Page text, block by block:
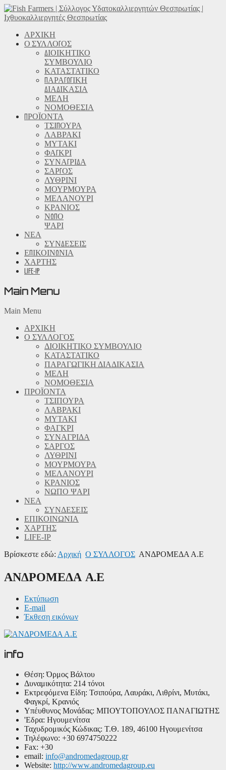
ΑΡΧΙΚΗ
Ο ΣΥΛΛΟΓΟΣ
ΔΙΟΙΚΗΤΙΚΟ
ΣΥΜΒΟΥΛΙΟ
ΚΑΤΑΣΤΑΤΙΚΟ
ΠΑΡΑΓΩΓΙΚΗ
ΔΙΑΔΙΚΑΣΙΑ
ΜΕΛΗ
ΝΟΜΟΘΕΣΙΑ
ΠΡΟΪΟΝΤΑ
ΤΣΙΠΟΥΡΑ
ΛΑΒΡΑΚΙ
ΜΥΤΑΚΙ
ΦΑΓΚΡΙ
ΣΥΝΑΓΡΙΔΑ
ΣΑΡΓΟΣ
ΛΥΘΡΙΝΙ
ΜΟΥΡΜΟΥΡΑ
ΜΕΛΑΝΟΥΡΙ
ΚΡΑΝΙΟΣ
ΝΩΠΟ
ΨΑΡΙ
ΝΕΑ
ΣΥΝΔΕΣΕΙΣ
ΕΠΙΚΟΙΝΩΝΙΑ
ΧΑΡΤΗΣ
LIFE-IP
Main Menu
Main Menu
ΑΡΧΙΚΗ
Ο ΣΥΛΛΟΓΟΣ
ΔΙΟΙΚΗΤΙΚΟ ΣΥΜΒΟΥΛΙΟ
ΚΑΤΑΣΤΑΤΙΚΟ
ΠΑΡΑΓΩΓΙΚΗ ΔΙΑΔΙΚΑΣΙΑ
ΜΕΛΗ
ΝΟΜΟΘΕΣΙΑ
ΠΡΟΪΟΝΤΑ
ΤΣΙΠΟΥΡΑ
ΛΑΒΡΑΚΙ
ΜΥΤΑΚΙ
ΦΑΓΚΡΙ
ΣΥΝΑΓΡΙΔΑ
ΣΑΡΓΟΣ
ΛΥΘΡΙΝΙ
ΜΟΥΡΜΟΥΡΑ
ΜΕΛΑΝΟΥΡΙ
ΚΡΑΝΙΟΣ
ΝΩΠΟ ΨΑΡΙ
ΝΕΑ
ΣΥΝΔΕΣΕΙΣ
ΕΠΙΚΟΙΝΩΝΙΑ
ΧΑΡΤΗΣ
LIFE-IP
Βρίσκεστε εδώ: Αρχική Ο ΣΥΛΛΟΓΟΣ ΑΝΔΡΟΜΕΔΑ Α.Ε
ΑΝΔΡΟΜΕΔΑ Α.Ε
Εκτύπωση
E-mail
Έκθεση εικόνων
info
Θέση: Όρμος Βάλτου
Δυναμικότητα: 214 τόνοι
Εκτρεφόμενα Είδη: Τσιπούρα, Λαυράκι, Λιθρίνι, Μυτάκι,
Φαγκρί, Κρανιός
Υπέυθυνος Μονάδας: ΜΠΟΥΤΟΠΟΥΛΟΣ ΠΑΝΑΓΙΩΤΗΣ
'Εδρα: Ηγουμενίτσα
Ταχυδρομικός Κώδικας: Τ.Θ. 189, 46100 Ηγουμενίτσα
Τηλέφωνο: +30 6974750222
Fax: +30
email: info@andromedagroup.gr
Website: http://www.andromedagroup.eu